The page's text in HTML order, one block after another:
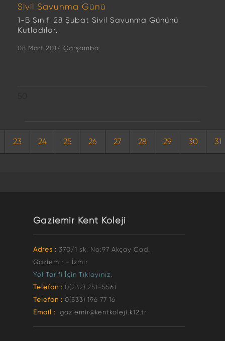
Sivil Savunma Günü
1-B Sınıfı 28 Şubat Sivil Savunma Gününü
Kutladılar.
08 Mart 2017, Çarşamba
23 24 25 26 27 28 29 30 31
Gaziemir Kent Koleji
Adres : 370/1 sk. No:97 Akçay Cad.
Gaziemir - İzmir
Yol Tarifi İçin Tıklayınız.
Telefon : 0(232) 251-5561
Telefon : 0(533) 196 77 16
Email : gaziemir@kentkoleji.k12.tr